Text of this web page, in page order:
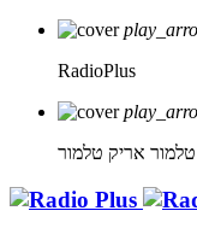
RadioPlus
אריק טלמור